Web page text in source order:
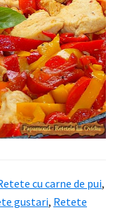
cu carne de pui,
gustari, Retete